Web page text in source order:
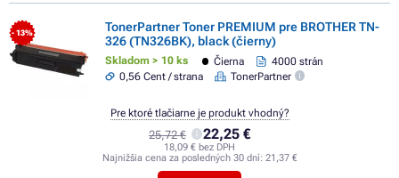
- 13%
TonerPartner Toner PREMIUM pre BROTHER TN-
326 (TN326BK), black (čierny)
Skladom > 10 ks Čierna
4000 strán
0,56 Cent / strana
TonerPartner
25,72 € 22,25 €
18,09 € bez DPH
Najnižšia cena za posledných 30 dní: 21,37 €
Pre ktoré tlačiarne je produkt vhodný?